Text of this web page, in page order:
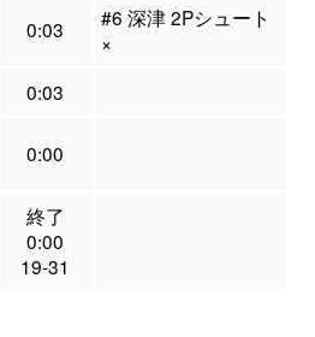
0:03
#6 深津 2Pシュート
×
0:03
0:00
終了
0:00
19-31